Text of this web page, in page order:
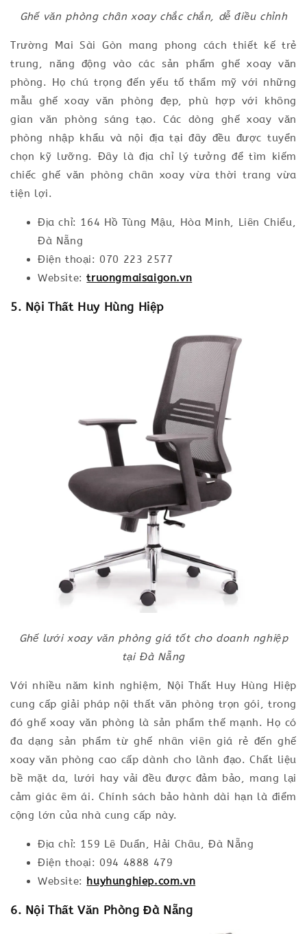
Ghế văn phòng chân xoay chắc chắn, dễ điều chỉnh
Trường Mai Sài Gòn mang phong cách thiết kế trẻ
trung, năng động vào các sản phẩm ghế xoay văn
phòng. Họ chú trọng đến yếu tố thẩm mỹ với những
mẫu ghế xoay văn phòng đẹp, phù hợp với không
gian văn phòng sáng tạo. Các dòng ghế xoay văn
phòng nhập khẩu và nội địa tại đây đều được tuyển
chọn kỹ lưỡng. Đây là địa chỉ lý tưởng để tìm kiếm
chiếc ghế văn phòng chân xoay vừa thời trang vừa
tiện lợi.
Địa chỉ: 164 Hồ Tùng Mậu, Hòa Minh, Liên Chiểu,
Đà Nẵng
Điện thoại: 070 223 2577
Website:truongmaisaigon.vn
5. Nội Thất Huy Hùng Hiệp
Ghế lưới xoay văn phòng giá tốt cho doanh nghiệp
tại Đà Nẵng
Với nhiều năm kinh nghiệm, Nội Thất Huy Hùng Hiệp
cung cấp giải pháp nội thất văn phòng trọn gói, trong
đó ghế xoay văn phòng là sản phẩm thế mạnh. Họ có
đa dạng sản phẩm từ ghế nhân viên giá rẻ đến ghế
xoay văn phòng cao cấp dành cho lãnh đạo. Chất liệu
bề mặt da, lưới hay vải đều được đảm bảo, mang lại
cảm giác êm ái. Chính sách bảo hành dài hạn là điểm
cộng lớn của nhà cung cấp này.
Địa chỉ: 159 Lê Duẩn, Hải Châu, Đà Nẵng
Điện thoại: 094 4888 479
Website:
huyhunghiep.com.vn
6. Nội Thất Văn Phòng Đà Nẵng